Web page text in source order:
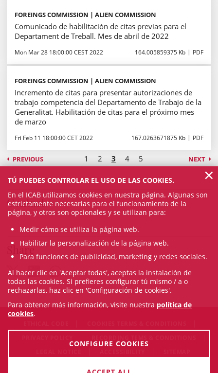
FOREINGS COMMISSION | ALIEN COMMISSION
Comunicado de habilitación de citas previas para el
Departament de Treball. Mes de abril de 2022
Mon Mar 28 18:00:00 CEST 2022 164.005859375 Kb PDF
FOREINGS COMMISSION | ALIEN COMMISSION
Incremento de citas para presentar autorizaciones de
trabajo competencia del Departamento de Trabajo de la
Generalitat. Habilitación de citas para el próximo mes
de marzo
Fri Feb 11 18:00:00 CET 2022 167.0263671875 Kb PDF
PREVIOUS 1 2 3 4 5 NEXT
Contact
Share
© Fri Aug 07 12:32:58 CEST 2026 Il·lustre Col·legi de l'Advocacia
TÚ PUEDES CONTROLAR EL USO DE LAS COOKIES.
En el ICAB utilizamos cookies en nuestra página. Algunas son
estrictamente necesarias para el funcionamiento de la
página, y otros son opcionales y se utilizan para:
Medir cómo se utiliza la página web.
Habilitar la personalización de la página web.
Para funciones de publicidad, marketing y redes sociales.
Al hacer clic en 'Aceptar todas', aceptas la instalación de
todas las cookies. Si prefieres configurar tú mismo / a o
rechazarlas, haz clic en 'Configuración de cookies'.
Para obtener más información, visite nuestra política de
cookies.
CONFIGURE COOKIES
×